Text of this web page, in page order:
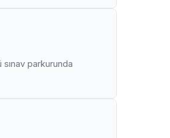
parkurunda